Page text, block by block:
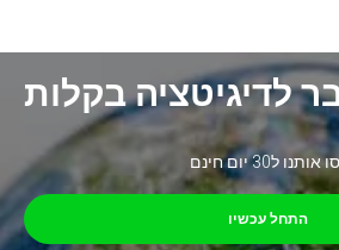
לדיגיטציה בקלות
אותנו ל30 יום חינם
התחל עכשיו